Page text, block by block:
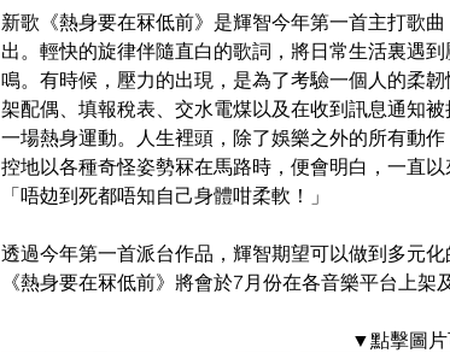
新歌《熱身要在冧低前》是輝智今年第一首主打歌
出。輕快的旋律伴隨直白的歌詞，將日常生活裏遇
鳴。有時候，壓力的出現，是為了考驗一個人的柔
架配偶、填報稅表、交水電煤以及在收到訊息通知
一場熱身運動。人生裡頭，除了娛樂之外的所有動
控地以各種奇怪姿勢冧在馬路時，便會明白，一直
「唔攰到死都唔知自己身體咁柔軟！」
透過今年第一首派台作品，輝智期望可以做到多元
《熱身要在冧低前》將會於7月份在各音樂平台上
▼點擊圖